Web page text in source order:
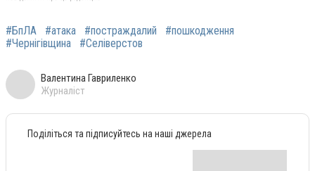
#БпЛА #атака #постраждалий
#пошкодження
#Чернігівщина
#Селіверстов
Валентина Гавриленко
Журналіст
Поділіться та підписуйтесь на наші джерела